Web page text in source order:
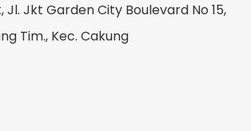
Jl. Jkt Garden City Boulevard No 15,
Tim., Kec. Cakung